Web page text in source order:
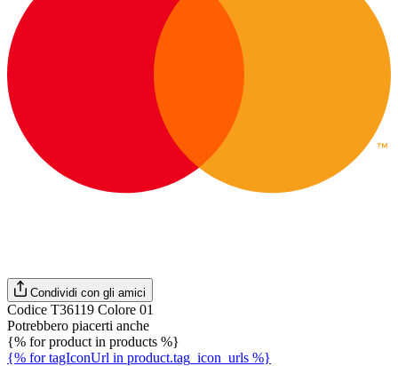
Condividi con gli amici
Codice T36119 Colore 01
Potrebbero piacerti anche
{% for product in products %}
{% for tagIconUrl in product.tag_icon_urls %}